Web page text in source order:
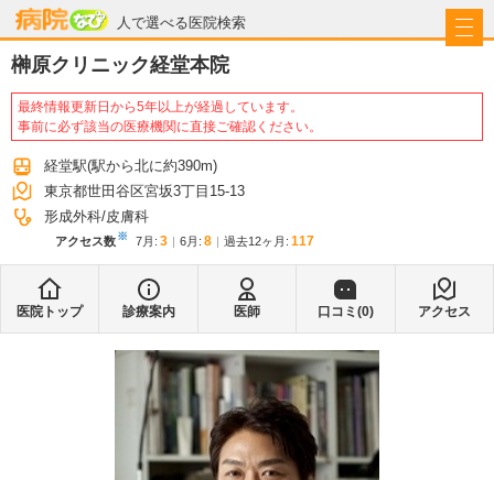
人で選べる医院検索
病院なび
榊原クリニック経堂本院
最終情報更新日から5年以上が経過しています。
事前に必ず該当の医療機関に直接ご確認ください。
経堂駅(駅から北に約390m)
東京都世田谷区宮坂3丁目15-13
形成外科 皮膚科
アクセス数※ 7月 : 3 6月 : 8 過去12ヶ月: 117
医院トップ 診療案内 医師 口コミ(0) アクセス